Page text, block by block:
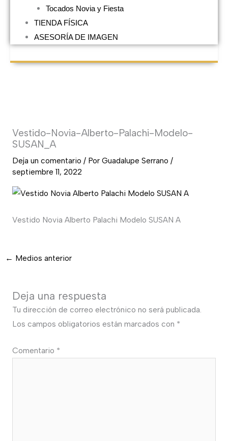
Tocados Novia y Fiesta
TIENDA FÍSICA
ASESORÍA DE IMAGEN
Vestido-Novia-Alberto-Palachi-Modelo-
SUSAN_A
Deja un comentario / Por Guadalupe Serrano /
septiembre 11, 2022
Vestido Novia Alberto Palachi Modelo SUSAN A
← Medios anterior
Deja una respuesta
Tu dirección de correo electrónico no será publicada.
Los campos obligatorios están marcados con *
Comentario *